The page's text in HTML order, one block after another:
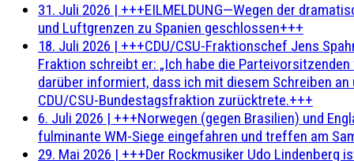
31. Juli 2026 | +++EILMELDUNG—Wegen der
und Luftgrenzen zu Spanien geschlossen+++
18. Juli 2026 | +++CDU/CSU-Fraktionschef Jens
Fraktion schreibt er: „Ich habe die
darüber informiert, dass ich mit diesem Schreiben
CDU/CSU-Bundestagsfraktion zurücktrete.+++
6. Juli 2026 | +++Norwegen (gegen Brasilien) und
fulminante WM-Siege eingefahren und treffen am
29. Mai 2026 | +++Der Rockmusiker Udo Lindenberg